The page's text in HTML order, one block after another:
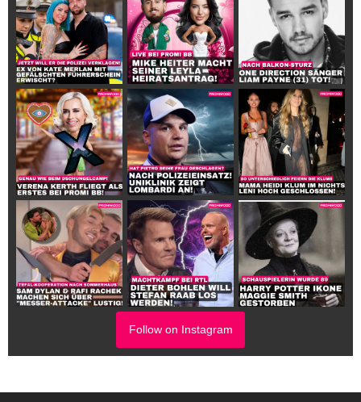
Follow on Instagram